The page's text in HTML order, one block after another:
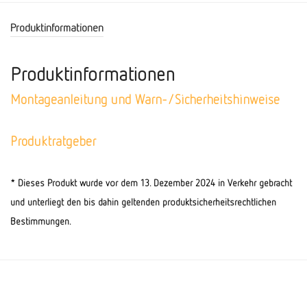
Produktinformationen
Produktinformationen
Montageanleitung und Warn-/Sicherheitshinweise
Produktratgeber
* Dieses Produkt wurde vor dem 13. Dezember 2024 in Verkehr gebracht
und unterliegt den bis dahin geltenden produktsicherheitsrechtlichen
Bestimmungen.